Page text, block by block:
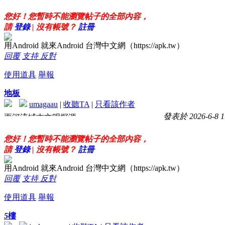
懂的方式呈現
您好！您暫時不能瀏覽帖子的全部內容，
請登錄 | 沒有帳號？ 註冊
用Android 就來Android 台灣中文網（https://apk.tw）
回覆 支持 反對
使用道具 舉報
地板
umagaau | 收聽TA | 只看該作者
發表於 2026-6-8
兩河流域古文明探源
您好！您暫時不能瀏覽帖子的全部內容，
請登錄 | 沒有帳號？ 註冊
用Android 就來Android 台灣中文網（https://apk.tw）
回覆 支持 反對
使用道具 舉報
5樓